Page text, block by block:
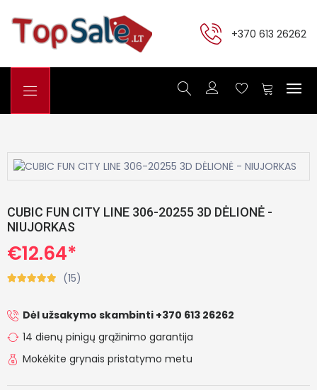
+370 613 26262
CUBIC FUN CITY LINE 306-20255 3D DĖLIONĖ -
NIUJORKAS
€12.64*
(15)
Dėl užsakymo skambinti +370 613 26262
14 dienų pinigų grąžinimo garantija
Mokėkite grynais pristatymo metu